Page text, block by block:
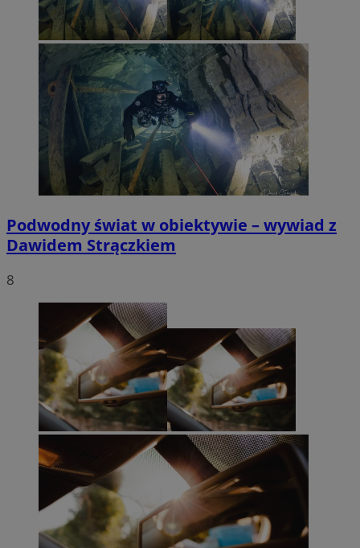
Podwodny świat w obiektywie – wywiad z
Dawidem Strączkiem
8